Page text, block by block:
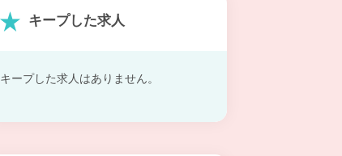
キープした求人
キープした求人はありません。